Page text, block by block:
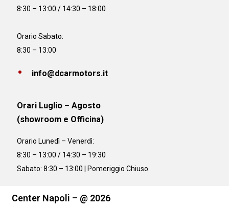
8:30 – 13:00 / 14:30 – 18:00
Orario Sabato:
8:30 – 13:00
info@dcarmotors.it
Orari Luglio – Agosto
(showroom e Officina)
Orario Lunedì – Venerdì:
8:30 – 13:00 / 14:30 – 19:30
Sabato: 8:30 – 13:00 | Pomeriggio Chiuso
Center Napoli – @ 2026